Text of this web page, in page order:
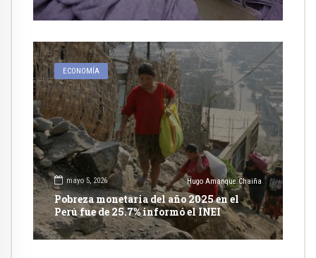
ECONOMÍA
mayo 5, 2026 Hugo Amanque Chaiña
Pobreza monetaria del año 2025 en el
Perú fue de 25.7% informó el INEI